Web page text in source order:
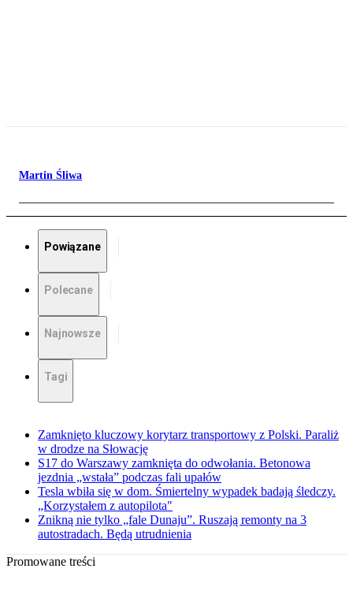
Martin Śliwa
Powiązane
Polecane
Najnowsze
Tagi
Zamknięto kluczowy korytarz transportowy z Polski. Paraliż
w drodze na Słowację
S17 do Warszawy zamknięta do odwołania. Betonowa
jezdnia „wstała” podczas fali upałów
Tesla wbiła się w dom. Śmiertelny wypadek badają śledczy.
„Korzystałem z autopilota"
Znikną nie tylko „fale Dunaju”. Ruszają remonty na 3
autostradach. Będą utrudnienia
Promowane treści